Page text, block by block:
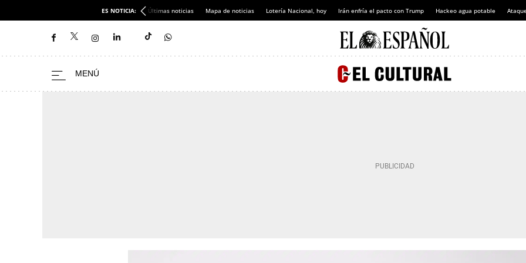
ES NOTICIA: Últimas noticias Mapa de noticias Lotería Nacional, hoy Irán enfría el pacto con Trump Hackeo agua potable